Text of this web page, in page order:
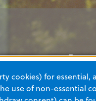
ogni
ogni
ogni
ogni
cookies) for essential,
use of non-essential